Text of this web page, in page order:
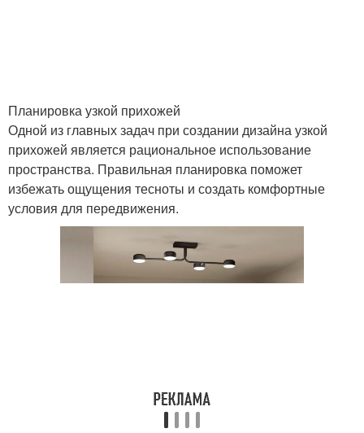
прихожая
Планировка узкой прихожей
Одной из главных задач при создании дизайна узкой
прихожей является рациональное использование
пространства. Правильная планировка поможет
избежать ощущения тесноты и создать комфортные
условия для передвижения.